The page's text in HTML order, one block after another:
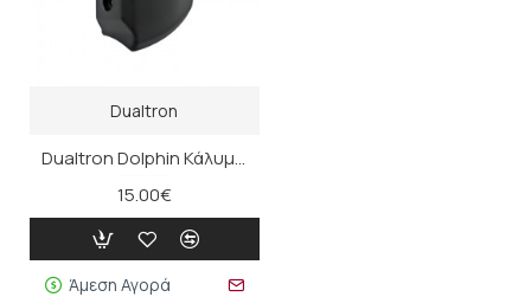
Dualtron
Dualtron Dolphin Κάλυμμα Αναδίπλωσης (δεξί)
15.00€
Άμεση Αγορά